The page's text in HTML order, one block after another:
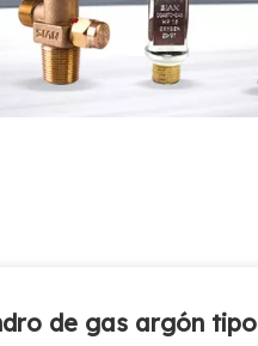
de gas argón tipo